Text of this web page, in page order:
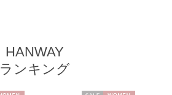
HANWAY
ランキング